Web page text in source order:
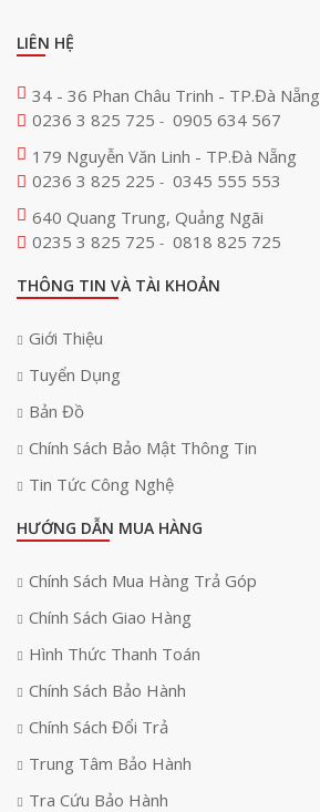
LIÊN HỆ
34 - 36 Phan Châu Trinh - TP.Đà Nẵng
0236 3 825 725 - 0905 634 567
179 Nguyễn Văn Linh - TP.Đà Nẵng
0236 3 825 225 - 0345 555 553
640 Quang Trung, Quảng Ngãi
0235 3 825 725 - 0818 825 725
THÔNG TIN VÀ TÀI KHOẢN
Giới Thiệu
Tuyển Dụng
Bản Đồ
Chính Sách Bảo Mật Thông Tin
Tin Tức Công Nghệ
HƯỚNG DẪN MUA HÀNG
Chính Sách Mua Hàng Trả Góp
Chính Sách Giao Hàng
Hình Thức Thanh Toán
Chính Sách Bảo Hành
Chính Sách Đổi Trả
Trung Tâm Bảo Hành
Tra Cứu Bảo Hành